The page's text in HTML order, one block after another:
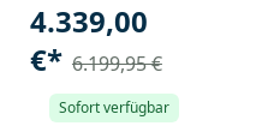
4.339,00
€* 6.199,95 €
Sofort verfügbar